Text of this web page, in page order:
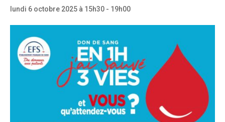
lundi 6 octobre 2025 à 15h30 - 19h00